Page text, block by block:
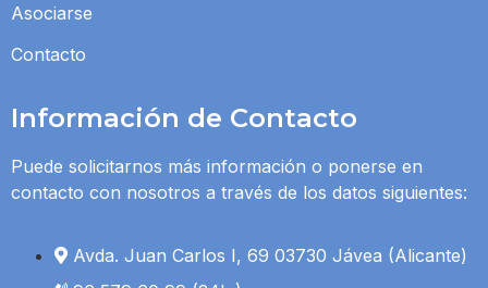
Asociarse
Contacto
Información de Contacto
Puede solicitarnos más información o ponerse en
contacto con nosotros a través de los datos siguientes:
Avda. Juan Carlos I, 69 03730 Jávea (Alicante)